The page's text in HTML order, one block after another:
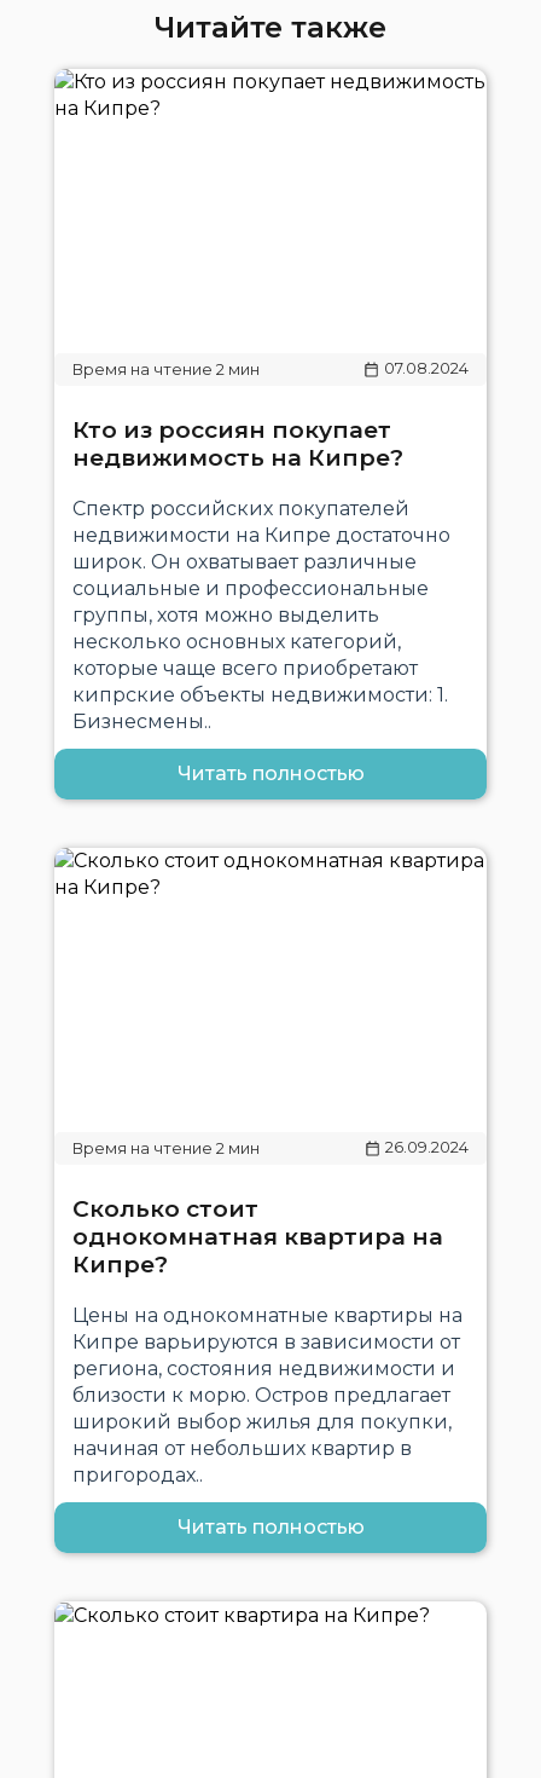
Читайте также
07.08.2024
Кто из россиян покупает
недвижимость на Кипре?
Спектр российских покупателей
недвижимости на Кипре достаточно
широк. Он охватывает различные
социальные и профессиональные
группы, хотя можно выделить
несколько основных категорий,
которые чаще всего приобретают
кипрские объекты недвижимости: 1.
Бизнесмены..
Читать полностью
26.09.2024
Сколько стоит
однокомнатная квартира на
Кипре?
Цены на однокомнатные квартиры на
Кипре варьируются в зависимости от
региона, состояния недвижимости и
близости к морю. Остров предлагает
широкий выбор жилья для покупки,
начиная от небольших квартир в
пригородах..
Читать полностью